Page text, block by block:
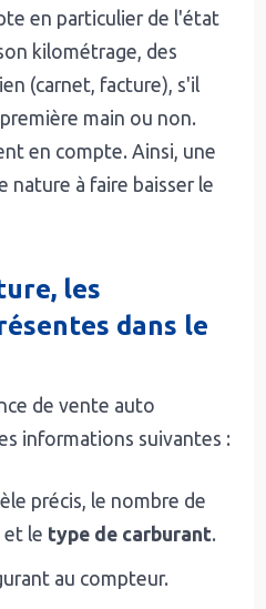
en particulier de l'état
kilométrage, des
(carnet, facture), s'il
main ou non.
en compte. Ainsi, une
nature à faire baisser le
les
dans le
de vente auto
informations suivantes :
précis, le nombre de
et le type de carburant.
au compteur.